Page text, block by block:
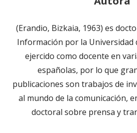
(Erandio, Bizkaia, 1963) es
Información por la Universidad
ejercido como docente en
españolas, por lo que
publicaciones son trabajos de
al mundo de la comunicación,
doctoral sobre prensa y